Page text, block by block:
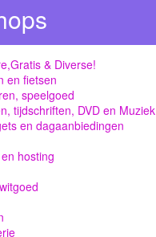
& Diverse!
en fietsen
speelgoed
tijdschriften, DVD en Muziek
en dagaanbiedingen
hosting